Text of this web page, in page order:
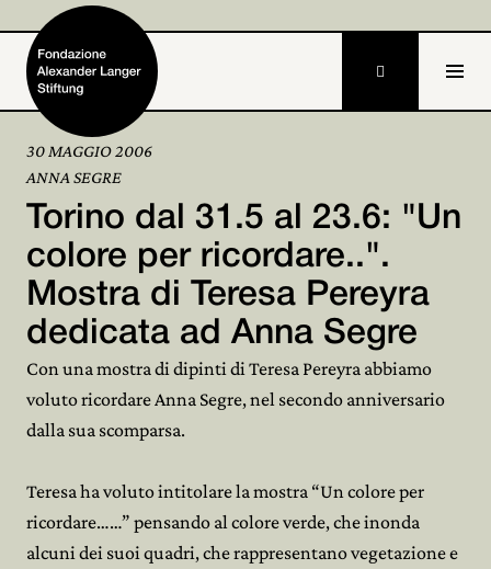
Fondazione
Attività e progetti
Alexander Langer
Archivio
Partecipa

30 MAGGIO 2006
ANNA SEGRE
Torino dal 31.5 al 23.6: "Un
colore per ricordare..".
Mostra di Teresa Pereyra
dedicata ad Anna Segre
Con una mostra di dipinti di Teresa Pereyra abbiamo
voluto ricordare Anna Segre, nel secondo anniversario
dalla sua scomparsa.
Teresa ha voluto intitolare la mostra “Un colore per
ricordare……” pensando al colore verde, che inonda
alcuni dei suoi quadri, che rappresentano vegetazione e